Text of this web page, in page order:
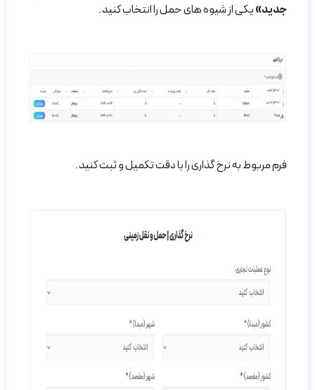
جدید»یکی از شیوه های حمل را انتخاب کنید.
فرم مربوط به نرخ گذاری را با دقت تکمیل و ثبت کنید.